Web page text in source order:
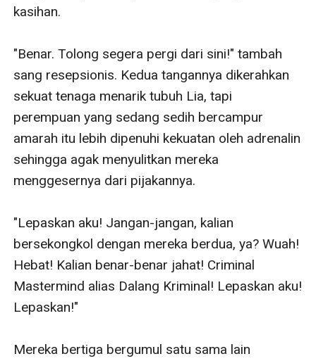
kasihan.
"Benar. Tolong segera pergi dari sini!" tambah
sang resepsionis. Kedua tangannya dikerahkan
sekuat tenaga menarik tubuh Lia, tapi
perempuan yang sedang sedih bercampur
amarah itu lebih dipenuhi kekuatan oleh adrenalin
sehingga agak menyulitkan mereka
menggesernya dari pijakannya.
"Lepaskan aku! Jangan-jangan, kalian
bersekongkol dengan mereka berdua, ya? Wuah!
Hebat! Kalian benar-benar jahat! Criminal
Mastermind alias Dalang Kriminal! Lepaskan aku!
Lepaskan!"
Mereka bertiga bergumul satu sama lain